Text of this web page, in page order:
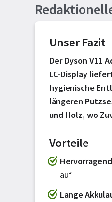
Unser Fazit
Der Dyson V11
LC-Display
hygienische
längeren
und Holz, wo
Vorteile
auf
Lange